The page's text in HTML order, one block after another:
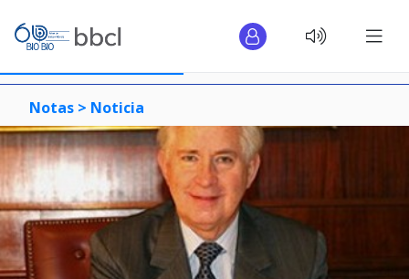
Notas > Noticia